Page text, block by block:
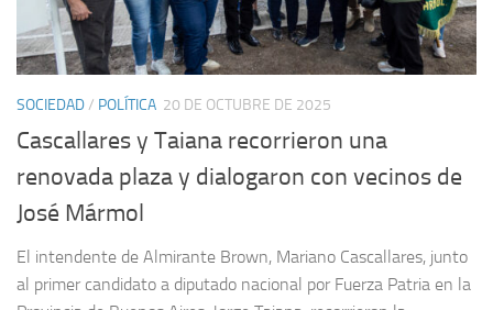
SOCIEDAD/ POLÍTICA 20 DE OCTUBRE DE 2025
Cascallares y Taiana recorrieron una
renovada plaza y dialogaron con vecinos de
José Mármol
El intendente de Almirante Brown, Mariano Cascallares, junto
al primer candidato a diputado nacional por Fuerza Patria en la